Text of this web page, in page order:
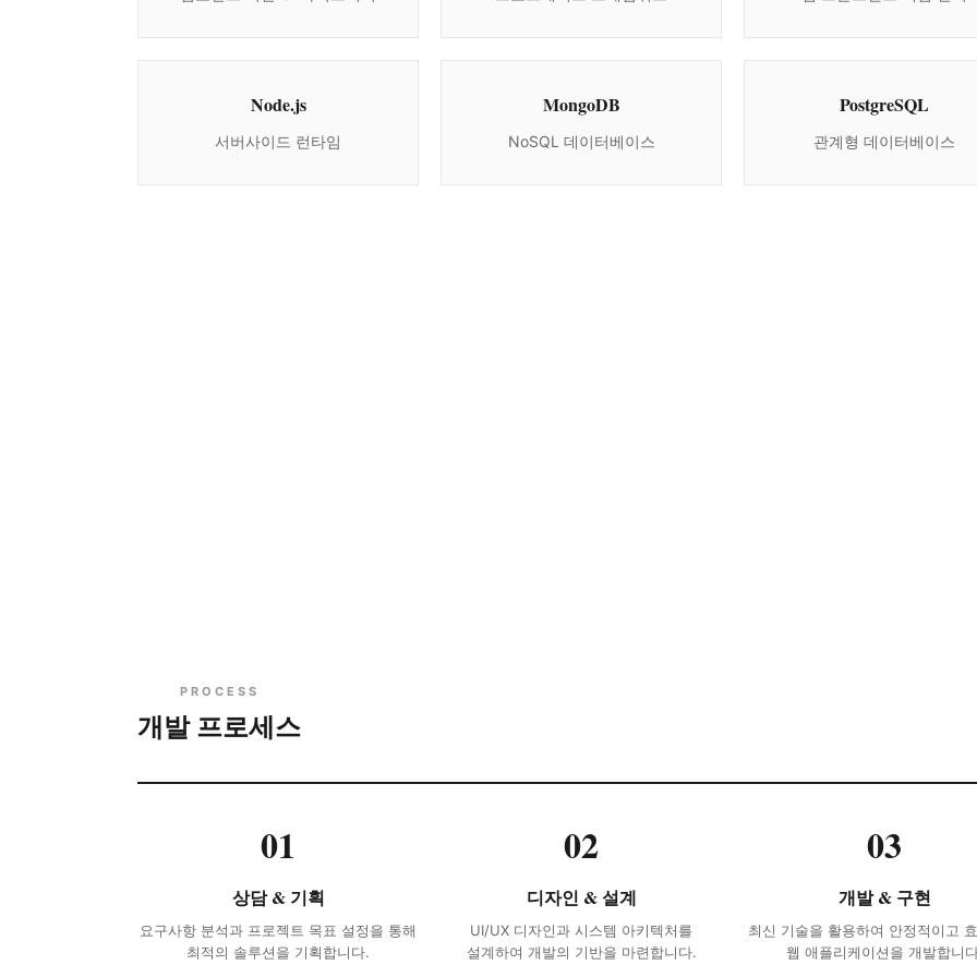
Node.js
서버사이드 런타임
MongoDB
NoSQL 데이터베이스
PostgreSQL
관계형 데이터베이스
PROCESS
개발 프로세스
01
상담 & 기획
요구사항 분석과 프로젝트 목표 설정을 통해
최적의 솔루션을 기획합니다.
02
디자인 & 설계
UI/UX 디자인과 시스템 아키텍처를
설계하여 개발의 기반을 마련합니다.
03
개발 & 구현
최신 기술을 활용하여 안정적이고
웹 애플리케이션을 개발합니